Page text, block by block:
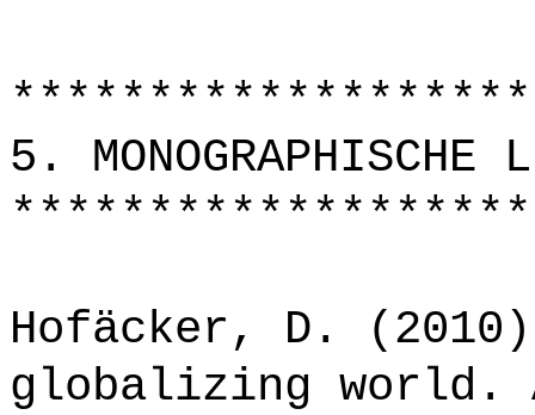
5. MONOGRAPHISCHE
Hofäcker, D.
globalizing world.